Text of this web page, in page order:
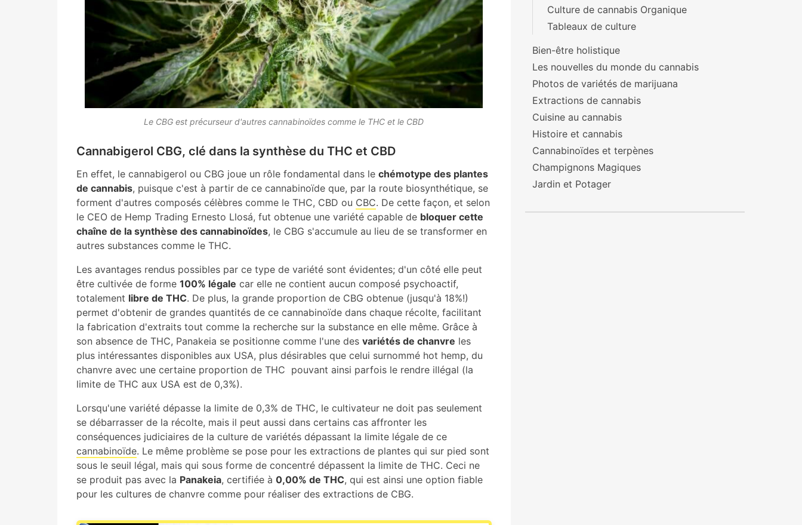
Le CBG est précurseur d'autres cannabinoïdes comme le THC et le CBD
Cannabigerol CBG, clé dans la synthèse du THC et CBD
En effet, le cannabigerol ou CBG joue un rôle fondamental dans le chémotype des plantes
de cannabis, puisque c'est à partir de ce cannabinoïde que, par la route biosynthétique, se
forment d'autres composés célèbres comme le THC, CBD ou CBC. De cette façon, et selon
le CEO de Hemp Trading Ernesto Llosá, fut obtenue une variété capable de bloquer cette
chaîne de la synthèse des cannabinoïdes, le CBG s'accumule au lieu de se transformer en
autres substances comme le THC.
Les avantages rendus possibles par ce type de variété sont évidentes; d'un côté elle peut
être cultivée de forme 100% légale car elle ne contient aucun composé psychoactif,
totalement libre de THC. De plus, la grande proportion de CBG obtenue (jusqu'à 18%!)
permet d'obtenir de grandes quantités de ce cannabinoïde dans chaque récolte, facilitant
la fabrication d'extraits tout comme la recherche sur la substance en elle même. Grâce à
son absence de THC, Panakeia se positionne comme l'une des variétés de chanvre les
plus intéressantes disponibles aux USA, plus désirables que celui surnommé hot hemp, du
chanvre avec une certaine proportion de THC pouvant ainsi parfois le rendre illégal (la
limite de THC aux USA est de 0,3%).
Lorsqu'une variété dépasse la limite de 0,3% de THC, le cultivateur ne doit pas seulement
se débarrasser de la récolte, mais il peut aussi dans certains cas affronter les
conséquences judiciaires de la culture de variétés dépassant la limite légale de ce
cannabinoïde. Le même problème se pose pour les extractions de plantes qui sur pied sont
sous le seuil légal, mais qui sous forme de concentré dépassent la limite de THC. Ceci ne
se produit pas avec la Panakeia, certifiée à 0,00% de THC, qui est ainsi une option fiable
pour les cultures de chanvre comme pour réaliser des extractions de CBG.
Culture de cannabis Organique
Tableaux de culture
Bien-être holistique
Les nouvelles du monde du cannabis
Photos de variétés de marijuana
Extractions de cannabis
Cuisine au cannabis
Histoire et cannabis
Cannabinoïdes et terpènes
Champignons Magiques
Jardin et Potager